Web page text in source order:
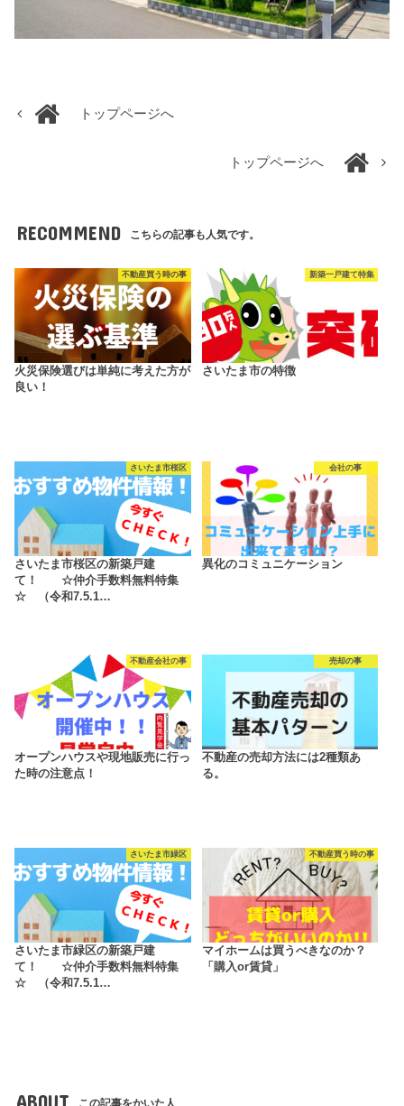
トップページへ
トップページへ
RECOMMEND こちらの記事も人気です。
不動産買う時の事
火災保険選びは単純に考えた方が
良い！
新築一戸建て特集
さいたま市の特徴
さいたま市桜区
さいたま市桜区の新築戸建
て！ ☆仲介手数料無料特集
☆ （令和7.5.1…
会社の事
異化のコミュニケーション
不動産会社の事
オープンハウスや現地販売に行っ
た時の注意点！
売却の事
不動産の売却方法には2種類あ
る。
さいたま市緑区
さいたま市緑区の新築戸建
て！ ☆仲介手数料無料特集
☆ （令和7.5.1…
不動産買う時の事
マイホームは買うべきなのか？
「購入or賃貸」
ABOUT